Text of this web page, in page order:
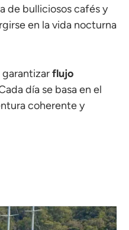
de bulliciosos cafés y
en la vida nocturna
garantizarflujo
día se basa en el
coherente y